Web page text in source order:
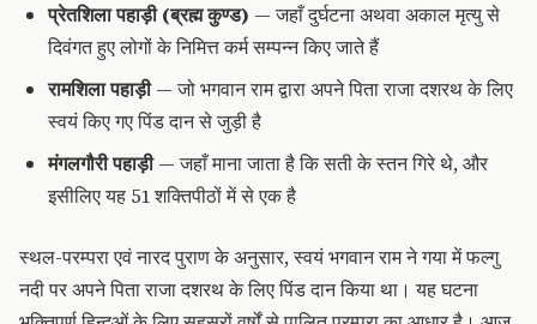
प्रेतशिला पहाड़ी (ब्रह्म कुण्ड) — जहाँ दुर्घटना अथवा अकाल मृत्यु से
दिवंगत हुए लोगों के निमित्त कर्म सम्पन्न किए जाते हैं
रामशिला पहाड़ी— जो भगवान राम द्वारा अपने पिता राजा दशरथ के लिए
स्वयं किए गए पिंड दान से जुड़ी है
मंगलगौरी पहाड़ी— जहाँ माना जाता है कि सती के स्तन गिरे थे, और
इसीलिए यह 51 शक्तिपीठों में से एक है
स्थल-परम्परा एवं नारद पुराण के अनुसार, स्वयं भगवान राम ने गया में फल्गु
नदी पर अपने पिता राजा दशरथ के लिए पिंड दान किया था। यह घटना